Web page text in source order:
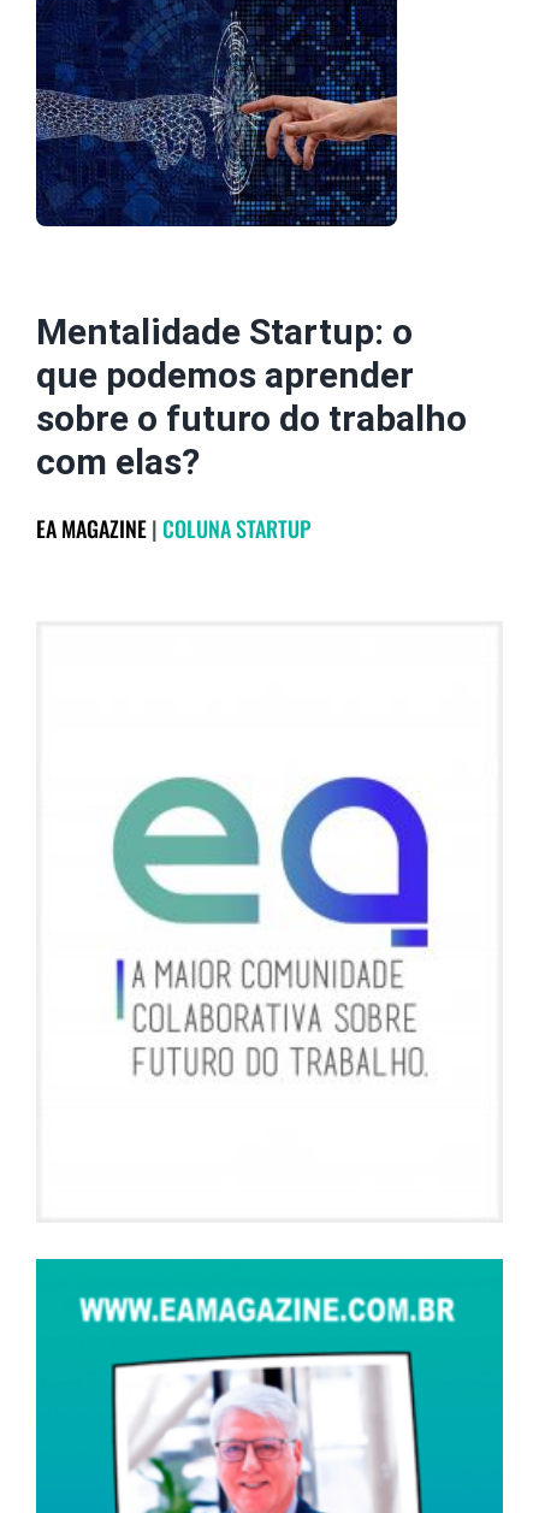
Mentalidade Startup: o
que podemos aprender
sobre o futuro do trabalho
com elas?
EA MAGAZINE|COLUNA STARTUP